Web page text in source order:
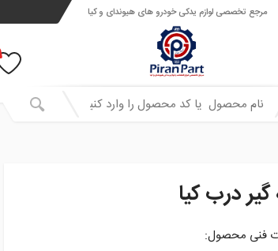
مرجع تخصصی لوازم یدکی خودرو های هیوندای و کیا
درب کیا
فنی محصول: